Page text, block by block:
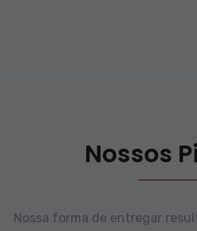
Nossos
Nossa forma de entregar